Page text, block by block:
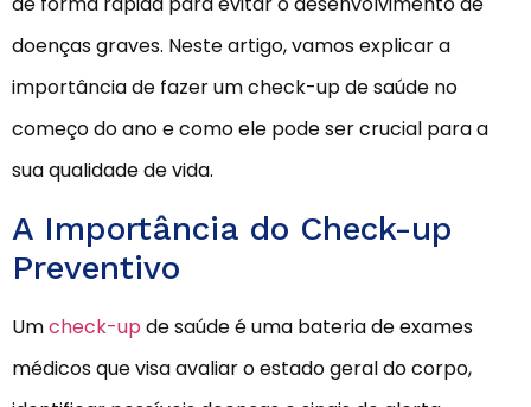
doenças graves. Neste artigo, vamos explicar a
importância de fazer um check-up de saúde no
começo do ano e como ele pode ser crucial para a
sua qualidade de vida.
A Importância do Check-up
Preventivo
Umcheck-up de saúde é uma bateria de exames
médicos que visa avaliar o estado geral do corpo,